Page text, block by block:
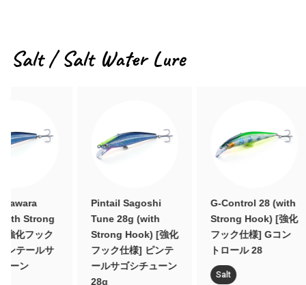
Salt / Salt Water Lure
Pintail Sagoshi
Tune 28g (with
Strong Hook) [強化
フック仕様] ピンテ
ールサゴシチューン
G-Control 28 (with
Strong Hook) [強化
フック仕様] Gコン
トロール 28
Clear-S
リア-S